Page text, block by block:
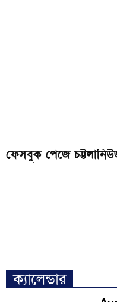
ফেসবুক পেজে
ক্যালেন্ডার